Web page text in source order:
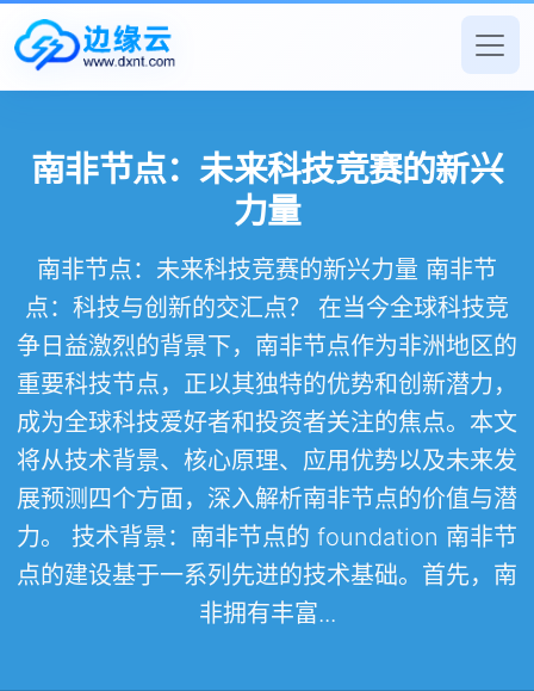
南非节点：未来科技竞赛的新兴
力量
南非节点：未来科技竞赛的新兴力量 南非节
点：科技与创新的交汇点？ 在当今全球科技竞
争日益激烈的背景下，南非节点作为非洲地区的
重要科技节点，正以其独特的优势和创新潜力，
成为全球科技爱好者和投资者关注的焦点。本文
将从技术背景、核心原理、应用优势以及未来发
展预测四个方面，深入解析南非节点的价值与潜
力。 技术背景：南非节点的 foundation 南非节
点的建设基于一系列先进的技术基础。首先，南
非拥有丰富...